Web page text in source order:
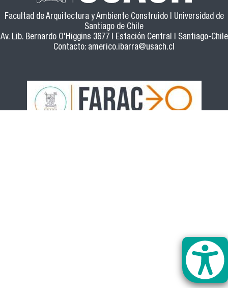
Facultad de Arquitectura y Ambiente Construido | Universidad de
Santiago de Chile
Av. Lib. Bernardo O'Higgins 3677 | Estación Central | Santiago-Chile
Contacto: americo.ibarra@usach.cl
logo_farac_2023_1.jpg